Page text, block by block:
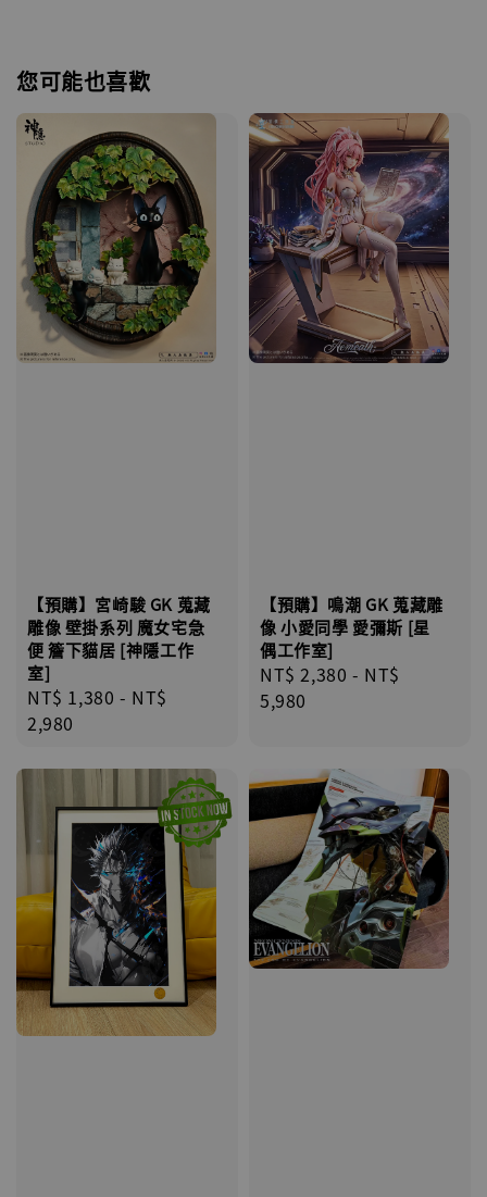
您可能也喜歡
【預購】宮崎駿 GK 蒐藏
雕像 壁掛系列 魔女宅急
便 簷下貓居 [神隱工作
室]
Regular
price
NT$ 1,380 - NT$
2,980
【預購】鳴潮 GK 蒐藏雕
像 小愛同學 愛彌斯 [星
偶工作室]
Regular
price
NT$ 2,380 - NT$
5,980